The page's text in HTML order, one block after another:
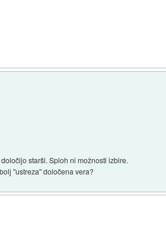
starši. Sploh ni možnosti izbire.
"ustreza" določena vera?